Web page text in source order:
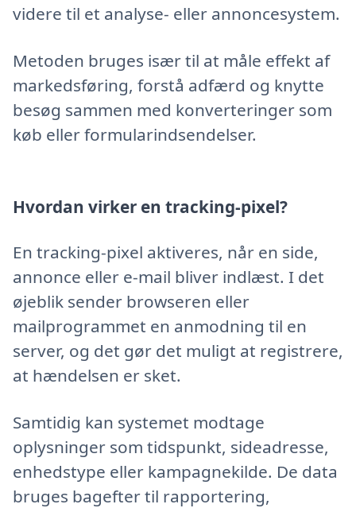
videre til et analyse- eller annoncesystem.
Metoden bruges især til at måle effekt af
markedsføring, forstå adfærd og knytte
besøg sammen med konverteringer som
køb eller formularindsendelser.
Hvordan virker en tracking-pixel?
En tracking-pixel aktiveres, når en side,
annonce eller e-mail bliver indlæst. I det
øjeblik sender browseren eller
mailprogrammet en anmodning til en
server, og det gør det muligt at registrere,
at hændelsen er sket.
Samtidig kan systemet modtage
oplysninger som tidspunkt, sideadresse,
enhedstype eller kampagnekilde. De data
bruges bagefter til rapportering,